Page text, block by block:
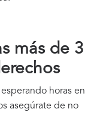
más de 3
horas en
asegúrate de no